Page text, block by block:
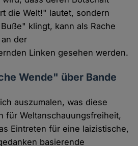
die Welt!" lautet, sondern
klingt, kann als Rache
der
Linken gesehen werden.
Wende" über Bande
auszumalen, was diese
für Weltanschauungsfreiheit,
Eintreten für eine laizistische,
basierende